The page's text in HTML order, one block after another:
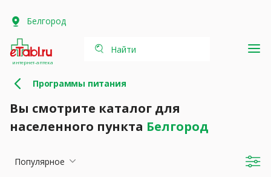
Белгород
интернет-аптека
Найти
Программы питания
Вы смотрите каталог для
населенного пункта Белгород
Популярное